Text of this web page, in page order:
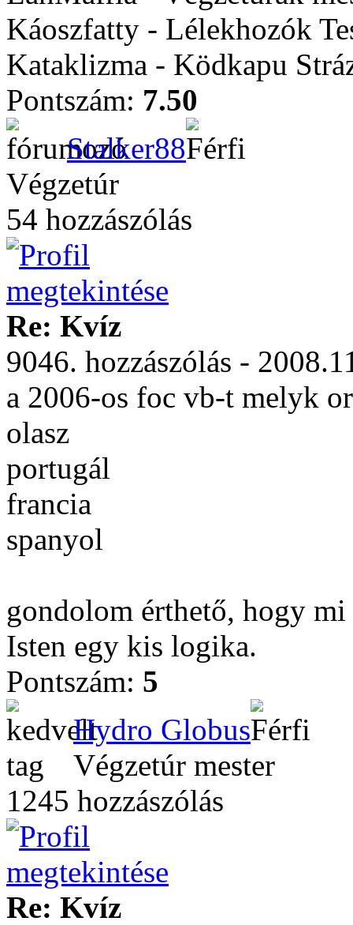
Káoszfatty - Lélekhozók
Kataklizma - Ködkapu
Pontszám: 7.50
Stalker88
Végzetúr
54 hozzászólás
Re: Kvíz
9046. hozzászólás -
a 2006-os foc vb-t melyk
olasz
portugál
francia
spanyol
gondolom érthető, hogy
Isten egy kis logika.
Pontszám: 5
Hydro Globus
Végzetúr mester
1245 hozzászólás
Re: Kvíz